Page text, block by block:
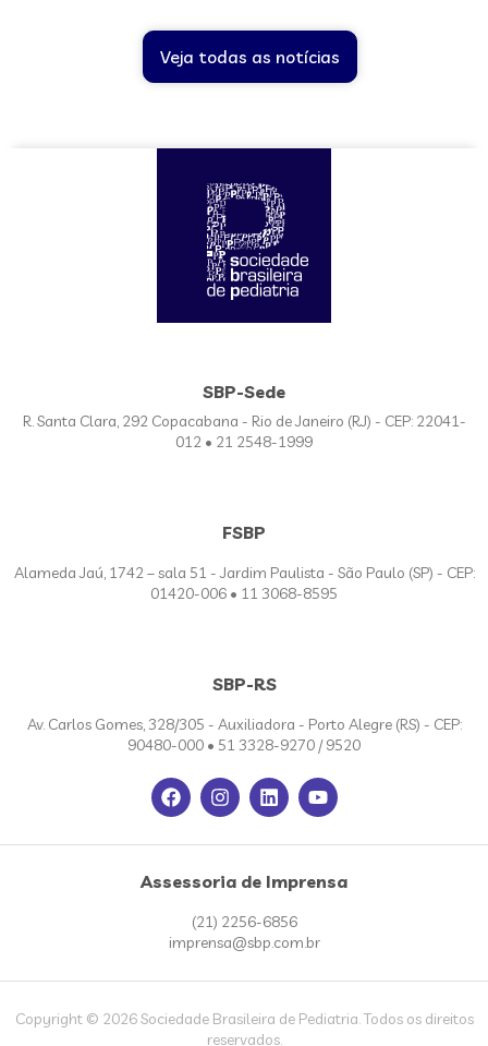
Veja todas as notícias
SBP-Sede
R. Santa Clara, 292 Copacabana - Rio de Janeiro (RJ) - CEP: 22041-
012 • 21 2548-1999
FSBP
Alameda Jaú, 1742 – sala 51 - Jardim Paulista - São Paulo (SP) - CEP:
01420-006 • 11 3068-8595
SBP-RS
Av. Carlos Gomes, 328/305 - Auxiliadora - Porto Alegre (RS) - CEP:
90480-000 • 51 3328-9270 / 9520
Assessoria de Imprensa
(21) 2256-6856
imprensa@sbp.com.br
Copyright © 2026 Sociedade Brasileira de Pediatria. Todos os direitos
reservados.